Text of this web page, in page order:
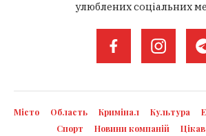
улюблених соціальних
Місто Область Кримінал Культура
Спорт
Новини компаній